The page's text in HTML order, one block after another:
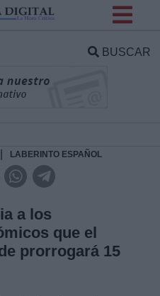
BUSCAR
LABERINTO ESPAÑOL
a los
que el
prorrogará 15